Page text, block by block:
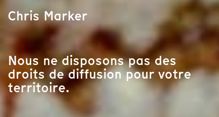
Chris Marker
Nous ne disposons pas des
droits de diffusion pour votre
territoire.